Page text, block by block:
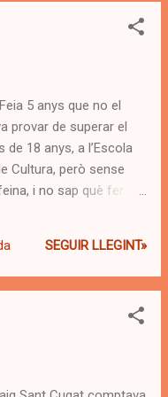
mocador, sinó que
ell ja sap que és això
la seva capacitat i
etapa tant dura.
el sentiment de
a un col·lectiu, és un
Una gorra de
trenes al cabell, un polo
5 anys que no el
provar de superar el
18 anys, a l’Escola
Cultura, però sense
i no sap què fer.
nom, no l’hauria
alta, vesteix diferent,
i estudiar
el segon de
SEGUIR LLEGINT»